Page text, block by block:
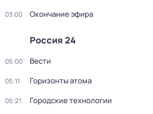
03:00 Окончание эфира
Россия 24
05:00 Вести
05:11 Горизонты атома
05:21 Городские технологии